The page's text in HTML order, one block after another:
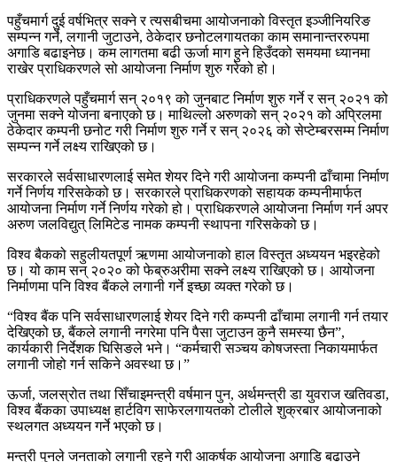
पहुँचमार्ग दुई वर्षभित्र सक्ने र त्यसबीचमा आयोजनाको विस्तृत इञ्जीनियरिङ
सम्पन्न गर्ने, लगानी जुटाउने, ठेकेदार छनोटलगायतका काम समानान्तररुपमा
अगाडि बढाइनेछ। कम लागतमा बढी ऊर्जा माग हुने हिउँदको समयमा ध्यानमा
राखेर प्राधिकरणले सो आयोजना निर्माण शुरु गरेको हो।
प्राधिकरणले पहुँचमार्ग सन् २०१९ को जुनबाट निर्माण शुरु गर्ने र सन् २०२१ को
जुनमा सक्ने योजना बनाएको छ। माथिल्लो अरुणको सन् २०२१ को अप्रिलमा
ठेकेदार कम्पनी छनोट गरी निर्माण शुरु गर्ने र सन् २०२६ को सेप्टेम्बरसम्म निर्माण
सम्पन्न गर्ने लक्ष्य राखिएको छ।
सरकारले सर्वसाधारणलाई समेत शेयर दिने गरी आयोजना कम्पनी ढाँचामा निर्माण
गर्ने निर्णय गरिसकेको छ। सरकारले प्राधिकरणको सहायक कम्पनीमार्फत
आयोजना निर्माण गर्ने निर्णय गरेको हो। प्राधिकरणले आयोजना निर्माण गर्न अपर
अरुण जलविद्युत् लिमिटेड नामक कम्पनी स्थापना गरिसकेको छ।
विश्व बैकको सहुलीयतपूर्ण ऋणमा आयोजनाको हाल विस्तृत अध्ययन भइरहेको
छ। यो काम सन् २०२० को फेब्रुअरीमा सक्ने लक्ष्य राखिएको छ। आयोजना
निर्माणमा पनि विश्व बैंकले लगानी गर्ने इच्छा व्यक्त गरेको छ।
“विश्व बैंक पनि सर्वसाधारणलाई शेयर दिने गरी कम्पनी ढाँचामा लगानी गर्न तयार
देखिएको छ, बैंकले लगानी नगरेमा पनि पैसा जुटाउन कुनै समस्या छैन”,
कार्यकारी निर्देशक घिसिङले भने। “कर्मचारी सञ्चय कोषजस्ता निकायमार्फत
लगानी जोहो गर्न सकिने अवस्था छ।”
ऊर्जा, जलस्रोत तथा सिँचाइमन्त्री वर्षमान पुन, अर्थमन्त्री डा युवराज खतिवडा,
विश्व बैंकका उपाध्यक्ष हार्टविग साफेरलगायतको टोलीले शुक्रबार आयोजनाको
स्थलगत अध्ययन गर्ने भएको छ।
मन्त्री पुनले जनताको लगानी रहने गरी आकर्षक आयोजना अगाडि बढाउने